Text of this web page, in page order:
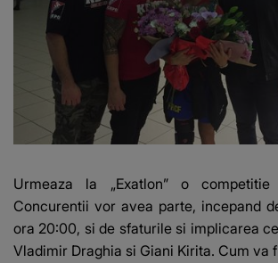
Urmeaza la „Exatlon” o
Concurentii vor avea parte, incepand
ora 20:00, si de sfaturile si implicarea
Vladimir Draghia si Giani Kirita. Cum va